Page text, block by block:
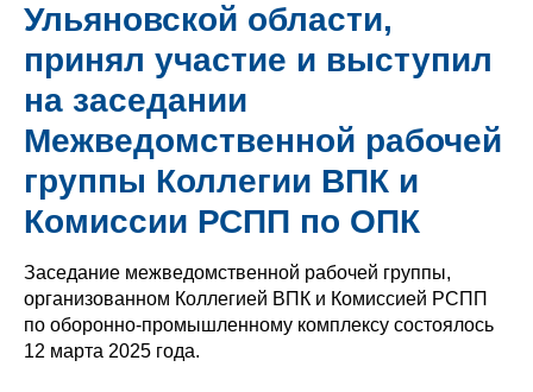
Ульяновской области,
принял участие и выступил
на заседании
Межведомственной рабочей
группы Коллегии ВПК и
Комиссии РСПП по ОПК
Заседание межведомственной рабочей группы,
организованном Коллегией ВПК и Комиссией РСПП
по оборонно-промышленному комплексу состоялось
12 марта 2025 года.